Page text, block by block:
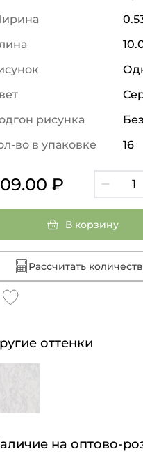
рисунка
во в упаковке
16
₽
В корзину
Рассчитать
оттенки
на оптово-